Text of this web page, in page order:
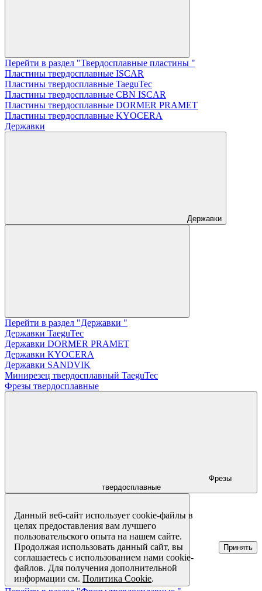
Перейти в раздел "Твердосплавные пластины "
Пластины твердосплавные ISCAR
Пластины твердосплавные TaeguTec
Пластины твердосплавные CBN ISCAR
Пластины твердосплавные DORMER PRAMET
Пластины твердосплавные KYOCERA
Державки
Державки
Перейти в раздел "Державки "
Державки TaeguTec
Державки DORMER PRAMET
Державки KYOCERA
Державки SANDVIK
Минирезец твердосплавный TaeguTec
Фрезы твердосплавные
Фрезы
твердосплавные
Данный веб-сайт использует cookie-файлы в
целях предоставления вам лучшего
пользовательского опыта на нашем сайте.
Продолжая использовать данный сайт, вы
соглашаетесь с использованием нами cookie-
файлов. Для получения дополнительной
информации см.Политика Cookie.
Принять